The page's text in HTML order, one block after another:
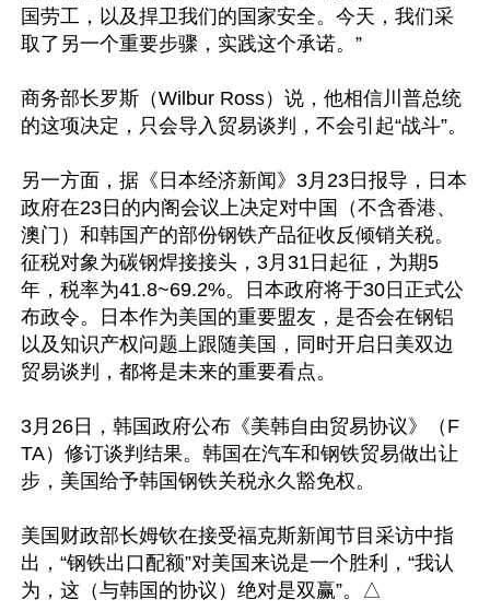
国劳工，以及捍卫我们的国家安全。今天，我们采
取了另一个重要步骤，实践这个承诺。”
商务部长罗斯（Wilbur Ross）说，他相信川普总统
的这项决定，只会导入贸易谈判，不会引起“战斗”。
另一方面，据《日本经济新闻》3月23日报导，日本
政府在23日的内阁会议上决定对中国（不含香港、
澳门）和韩国产的部份钢铁产品征收反倾销关税。
征税对象为碳钢焊接接头，3月31日起征，为期5
年，税率为41.8~69.2%。日本政府将于30日正式公
布政令。日本作为美国的重要盟友，是否会在钢铝
以及知识产权问题上跟随美国，同时开启日美双边
贸易谈判，都将是未来的重要看点。
3月26日，韩国政府公布《美韩自由贸易协议》（F
TA）修订谈判结果。韩国在汽车和钢铁贸易做出让
步，美国给予韩国钢铁关税永久豁免权。
美国财政部长姆钦在接受福克斯新闻节目采访中指
出，“钢铁出口配额”对美国来说是一个胜利，“我认